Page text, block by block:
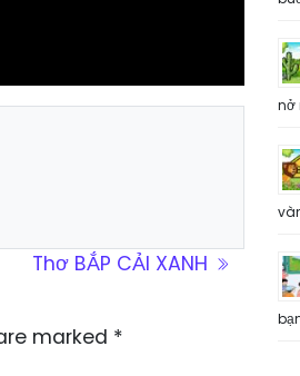
Thơ BẮP CẢI XANH
marked *
nở